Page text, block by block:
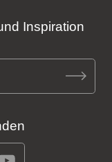
Inspiration